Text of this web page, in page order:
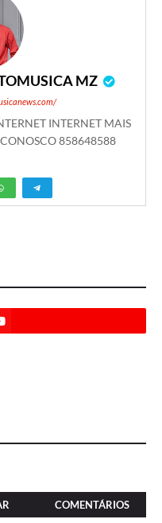
MZ
INTERNET MAIS
858648588
COMENTÁRIOS